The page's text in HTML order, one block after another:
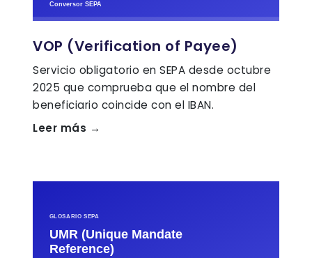
VOP (Verification of Payee)
Servicio obligatorio en SEPA desde octubre
2025 que comprueba que el nombre del
beneficiario coincide con el IBAN.
Leer más →